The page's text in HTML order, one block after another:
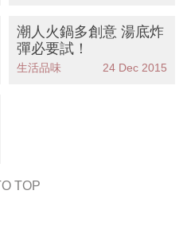
潮人火鍋多創意 湯底炸
彈必要試！
生活品味 24 Dec 2015
TOP